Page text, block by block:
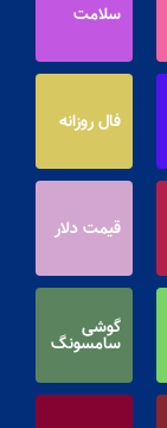
سلامت
فال روزانه
قیمت دلار
گوشی
سامسونگ